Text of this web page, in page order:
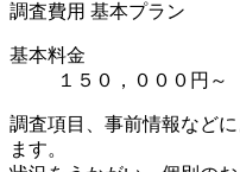
調査費用 基本プラン
基本料金
１５０，０００円～
調査項目、事前情報など
ます。